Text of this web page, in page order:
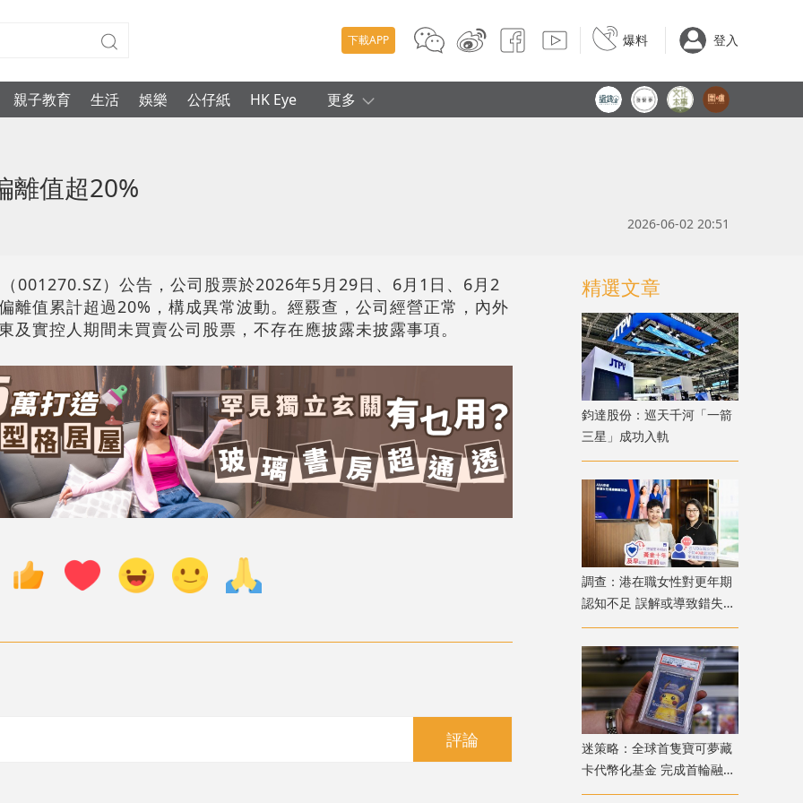
下載APP 爆料 登入
親子教育 生活 娛樂 公仔紙 HK Eye 更多
離值超20%
2026-06-02 20:51
001270.SZ）公告，公司股票於2026年5月29日、6月1日、6月2
離值累計超過20%，構成異常波動。經覈查，公司經營正常，內外
及實控人期間未買賣公司股票，不存在應披露未披露事項。
評論
精選文章
鈞達股份：巡天千河「一箭
三星」成功入軌
調查：港在職女性對更年期
認知不足 誤解或導致錯失
「黃金預防期」
迷策略：全球首隻寶可夢藏
卡代幣化基金 完成首輪融資
兼獲超購